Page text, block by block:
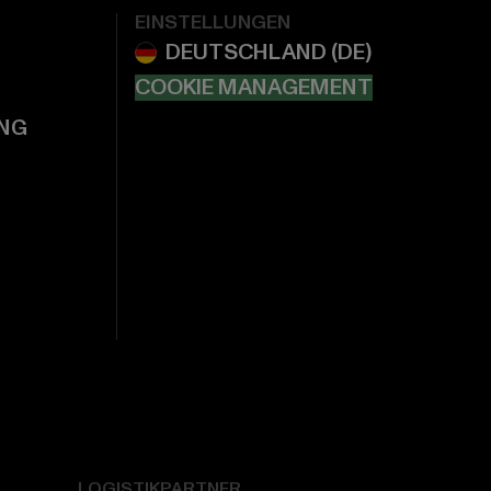
EINSTELLUNGEN
COOKIE MANAGEMENT